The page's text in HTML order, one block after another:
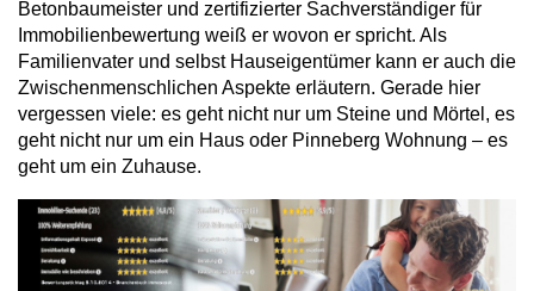
Betonbaumeister und zertifizierter Sachverständiger für
Immobilienbewertung weiß er wovon er spricht. Als
Familienvater und selbst Hauseigentümer kann er auch die
Zwischenmenschlichen Aspekte erläutern. Gerade hier
vergessen viele: es geht nicht nur um Steine und Mörtel, es
geht nicht nur um ein Haus oder Pinneberg Wohnung – es
geht um ein Zuhause.